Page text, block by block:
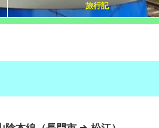
旅行記